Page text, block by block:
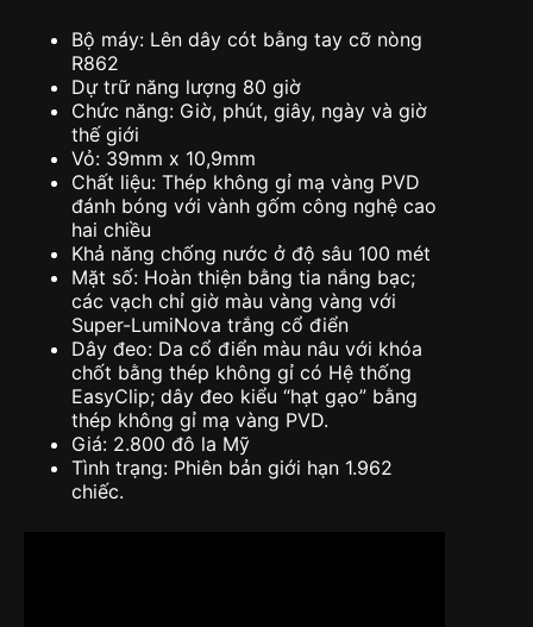
Bộ máy: Lên dây cót bằng tay cỡ nòng
R862
Dự trữ năng lượng 80 giờ
Chức năng: Giờ, phút, giây, ngày và giờ
thế giới
Vỏ: 39mm x 10,9mm
Chất liệu: Thép không gỉ mạ vàng PVD
đánh bóng với vành gốm công nghệ cao
hai chiều
Khả năng chống nước ở độ sâu 100 mét
Mặt số: Hoàn thiện bằng tia nắng bạc;
các vạch chỉ giờ màu vàng vàng với
Super-LumiNova trắng cổ điển
Dây đeo: Da cổ điển màu nâu với khóa
chốt bằng thép không gỉ có Hệ thống
EasyClip; dây đeo kiểu “hạt gạo” bằng
thép không gỉ mạ vàng PVD.
Giá: 2.800 đô la Mỹ
Tình trạng: Phiên bản giới hạn 1.962
chiếc.